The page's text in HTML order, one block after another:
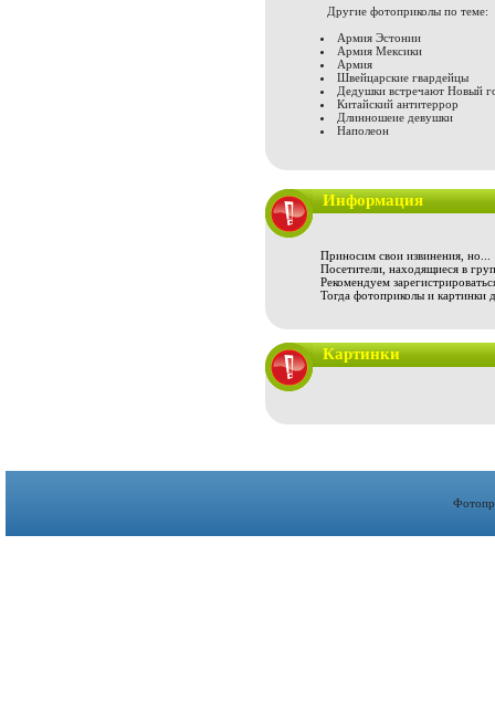
Другие фотоприколы по теме:
Армия Эстонии
Армия Мексики
Армия
Швейцарские гвардейцы
Дедушки встречают Новый
Китайский антитеррор
Длинношеие девушки
Наполеон
Информация
Приносим свои извинения, но...
Посетители, находящиеся в
Рекомендуем
Тогда фотоприколы и картинки
Картинки